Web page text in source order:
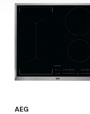
AEG